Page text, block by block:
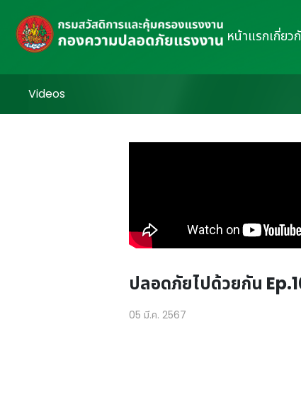
หน้าแรกเกี่ยว
Videos
ปลอดภัยไปด้วยกัน
05 มี.ค. 2567